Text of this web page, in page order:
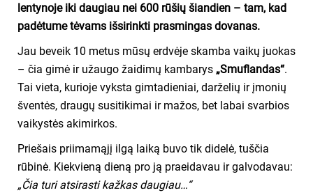
lentynoje iki daugiau nei 600 rūšių šiandien – tam, kad
padėtume tėvams išsirinkti prasmingas dovanas.
Jau beveik 10 metus mūsų erdvėje skamba vaikų juokas
– čia gimė ir užaugo žaidimų kambarys „Smuflandas“.
Tai vieta, kurioje vyksta gimtadieniai, darželių ir įmonių
šventės, draugų susitikimai ir mažos, bet labai svarbios
vaikystės akimirkos.
Priešais priimamąjį ilgą laiką buvo tik didelė, tuščia
rūbinė. Kiekvieną dieną pro ją praeidavau ir galvodavau:
„Čia turi atsirasti kažkas daugiau…“